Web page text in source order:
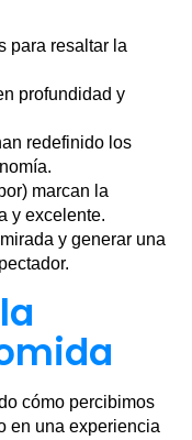
para resaltar la
profundidad y
redefinido los
marcan la
y excelente.
y generar una
cómo percibimos
en una experiencia